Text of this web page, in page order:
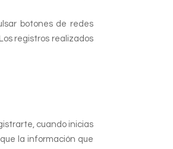
botones de redes
registros realizados
cuando inicias
la información que